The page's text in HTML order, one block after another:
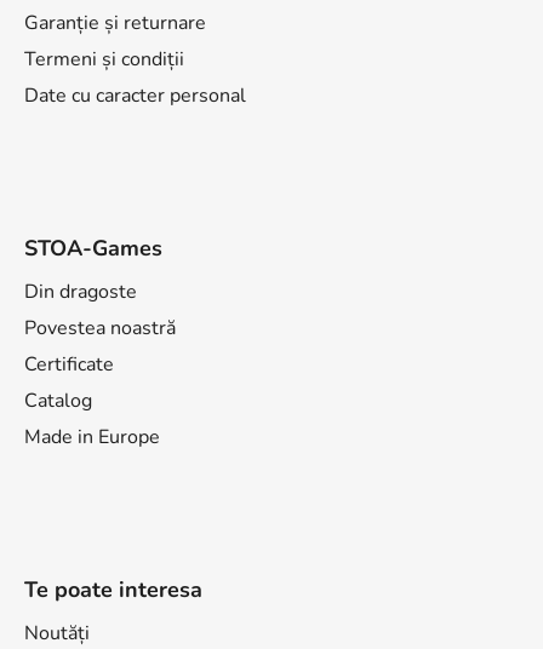
Garanție și returnare
Termeni și condiții
Date cu caracter personal
STOA-Games
Din dragoste
Povestea noastră
Certificate
Catalog
Made in Europe
Te poate interesa
Noutăți